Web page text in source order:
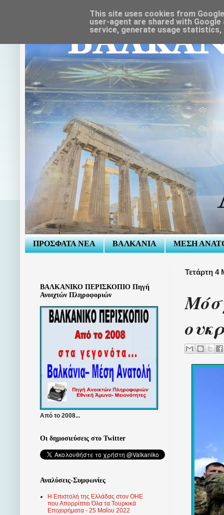
ΠΡΟΣΦΑΤΑ ΝΕΑ ΒΑΛΚΑΝΙΑ ΜΕΣΗ
Τετάρτη 4
ΒΑΛΚΑΝΙΚΟ ΠΕΡΙΣΚΟΠΙΟ Πηγή
Ανοιχτών Πληροφοριών
Από το 2008...
Οι δημοσιεύσεις στο Twitter
Αναλύσεις-Συμφωνίες
Η Επιστολή της Ελλάδας στον ΟΗΕ
που Απορρίπτει Όλα τα Τουρκικά
Επιχειρήματα - 25 Μαΐου 2022
This site uses cookies from
user-agent are shared with
service, generate usage statistics,